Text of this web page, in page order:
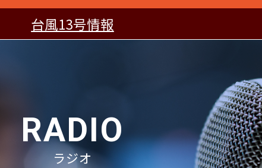
台風13号情報
RADIO
ラジオ